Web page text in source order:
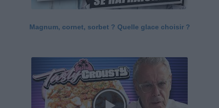
Magnum, cornet, sorbet ? Quelle glace choisir ?